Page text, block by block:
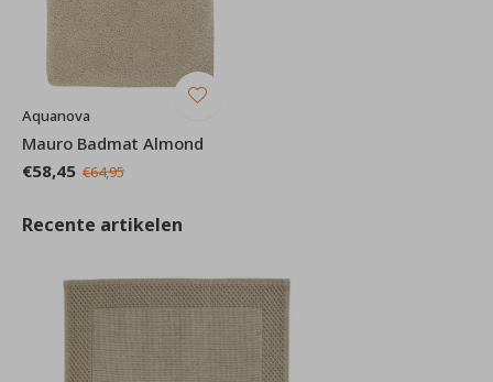
Aquanova
Mauro Badmat Almond
€58,45 €64,95
Recente artikelen